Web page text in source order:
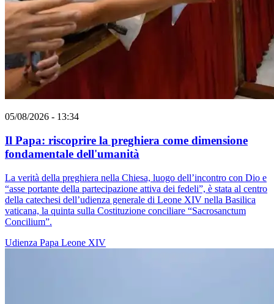
05/08/2026 - 13:34
Il Papa: riscoprire la preghiera come dimensione
fondamentale dell'umanità
La verità della preghiera nella Chiesa, luogo dell’incontro con Dio e
“asse portante della partecipazione attiva dei fedeli”, è stata al centro
della catechesi dell’udienza generale di Leone XIV nella Basilica
vaticana, la quinta sulla Costituzione conciliare “Sacrosanctum
Concilium”.
Udienza Papa Leone XIV